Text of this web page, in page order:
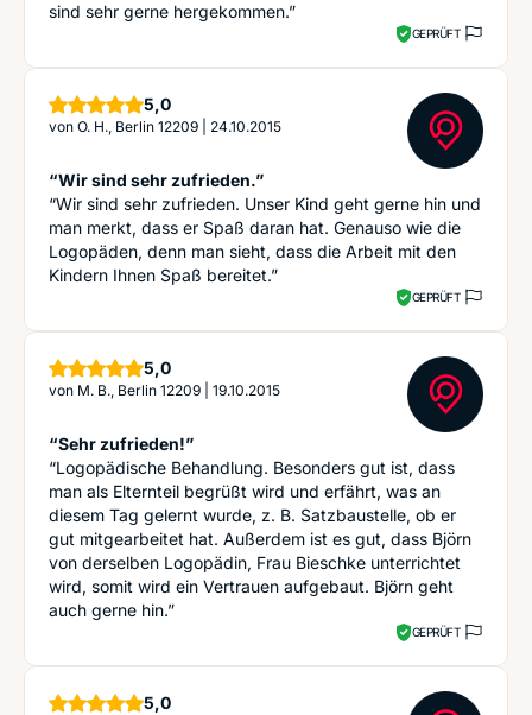
sind sehr gerne hergekommen.”
GEPRÜFT
5,0Sterne
von O. H., Berlin 12209 24.10.2015
“Wir sind sehr zufrieden.”
“Wir sind sehr zufrieden. Unser Kind geht gerne hin und
man merkt, dass er Spaß daran hat. Genauso wie die
Logopäden, denn man sieht, dass die Arbeit mit den
Kindern Ihnen Spaß bereitet.”
GEPRÜFT
5,0Sterne
von M. B., Berlin 12209 19.10.2015
“Sehr zufrieden!”
“Logopädische Behandlung. Besonders gut ist, dass
man als Elternteil begrüßt wird und erfährt, was an
diesem Tag gelernt wurde, z. B. Satzbaustelle, ob er
gut mitgearbeitet hat. Außerdem ist es gut, dass Björn
von derselben Logopädin, Frau Bieschke unterrichtet
wird, somit wird ein Vertrauen aufgebaut. Björn geht
auch gerne hin.”
GEPRÜFT
5,0Sterne